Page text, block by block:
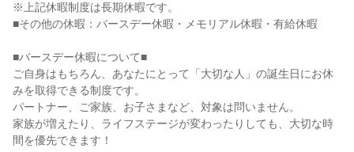
※上記休暇制度は長期休暇です。
■その他の休暇：バースデー休暇・メモリアル休暇・有給休暇
■バースデー休暇について■
ご自身はもちろん、あなたにとって「大切な人」の誕生日にお休
みを取得できる制度です。
パートナー、ご家族、お子さまなど、対象は問いません。
家族が増えたり、ライフステージが変わったりしても、大切な時
間を優先できます！